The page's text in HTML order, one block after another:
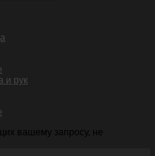
и рук
вашему запросу, не